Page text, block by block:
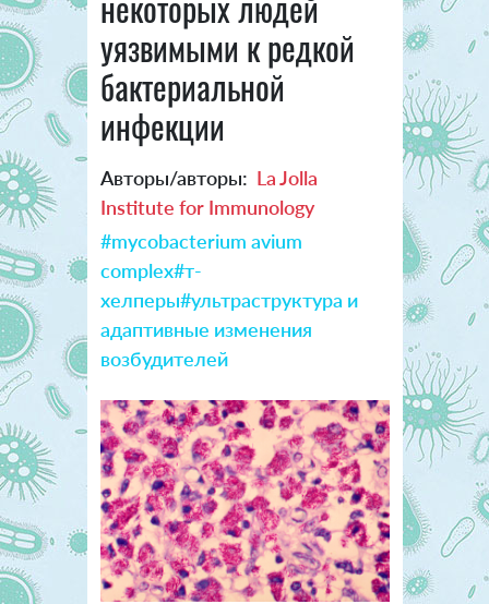
уязвимыми к редкой
бактериальной
инфекции
Авторы/авторы: La Jolla
Institute for Immunology
#mycobacterium avium
complex#т-
хелперы#ультраструктура и
адаптивные изменения
возбудителей